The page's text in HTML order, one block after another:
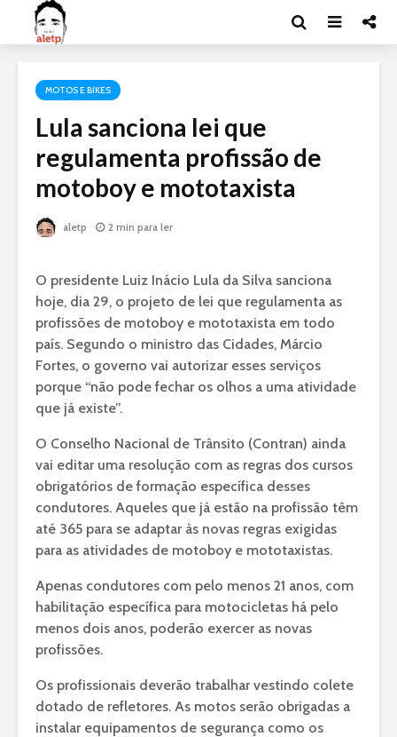
MOTOS E BIKES
Lula sanciona lei que
regulamenta profissão de
motoboy e mototaxista
aletp 2 min para ler
O presidente Luiz Inácio Lula da Silva sanciona
hoje, dia 29, o projeto de lei que regulamenta as
profissões de motoboy e mototaxista em todo
país. Segundo o ministro das Cidades, Márcio
Fortes, o governo vai autorizar esses serviços
porque “não pode fechar os olhos a uma atividade
que já existe”.
O Conselho Nacional de Trânsito (Contran) ainda
vai editar uma resolução com as regras dos cursos
obrigatórios de formação específica desses
condutores. Aqueles que já estão na profissão têm
até 365 para se adaptar às novas regras exigidas
para as atividades de motoboy e mototaxistas.
Apenas condutores com pelo menos 21 anos, com
habilitação específica para motocicletas há pelo
menos dois anos, poderão exercer as novas
profissões.
Os profissionais deverão trabalhar vestindo colete
dotado de refletores. As motos serão obrigadas a
instalar equipamentos de segurança como os